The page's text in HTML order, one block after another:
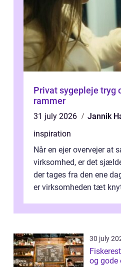
Privat sygepleje tryg omsorg i kendte
rammer
31 july 2026
Jannik
inspiration
Når en ejer overvejer at
virksomhed, er det
der tages fra den ene
er virksomheden tæt
30 july
Fiskerestaurant
og gode